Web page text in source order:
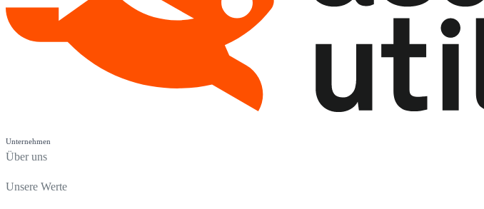
Unternehmen
Über uns
Unsere Werte